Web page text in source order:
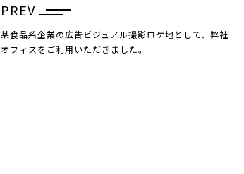
PREV
某食品系企業の広告ビジュアル撮影ロケ地として、弊社
オフィスをご利用いただきました。